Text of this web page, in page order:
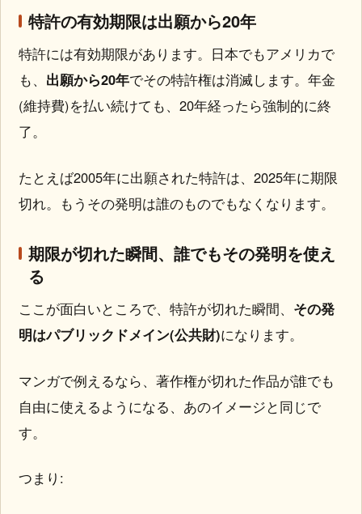
特許の有効期限は出願から20年
特許には有効期限があります。日本でもアメリカで
も、 出願から20年でその特許権は消滅します。年金
(維持費)を払い続けても、20年経ったら強制的に終
了。
たとえば2005年に出願された特許は、2025年に期限
切れ。もうその発明は誰のものでもなくなります。
期限が切れた瞬間、誰でもその発明を使え
る
ここが面白いところで、特許が切れた瞬間、 その発
明はパブリックドメイン(公共財)になります。
マンガで例えるなら、著作権が切れた作品が誰でも
自由に使えるようになる、あのイメージと同じで
す。
つまり: